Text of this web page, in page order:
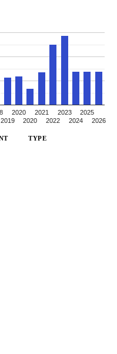
2019
2020
2020
2021
2022
2023
2024
2025
2026
TYPE